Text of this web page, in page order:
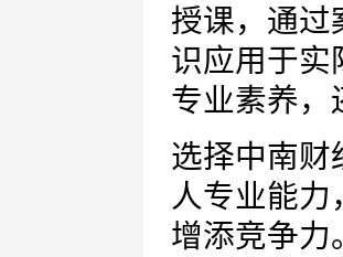
授课，通过
识应用于实
专业素养，
选择中南财
人专业能
增添竞争力